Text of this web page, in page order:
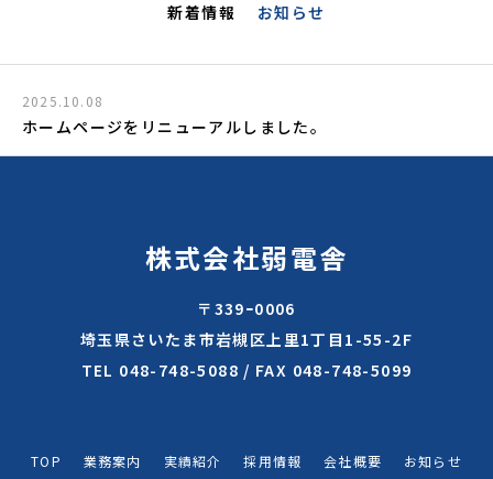
新着情報 お知らせ
2025.10.08
ホームページをリニューアルしました。
株式会社弱電舎
〒339ｰ0006
埼玉県さいたま市岩槻区上里1丁目1-55-2F
TEL 048-748-5088 / FAX 048-748-5099
TOP 業務案内 実績紹介 採用情報 会社概要 お知らせ